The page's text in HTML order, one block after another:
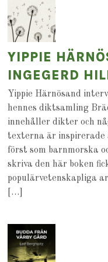
YIPPIE
INGEGERD
Yippie Härnösand
hennes diktsamling
innehåller dikter och
texterna är inspirerade
först som barnmorska
skriva den här boken
populärvetenskapliga
[…]